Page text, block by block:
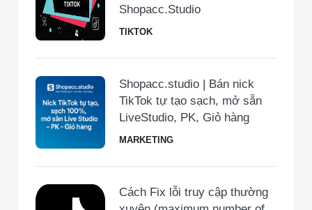
Shopacc.Studio
TIKTOK
Shopacc.studio | Bán nick
TikTok tự tạo sạch, mở sẵn
LiveStudio, PK, Giỏ hàng
MARKETING
Cách Fix lỗi truy cập thường